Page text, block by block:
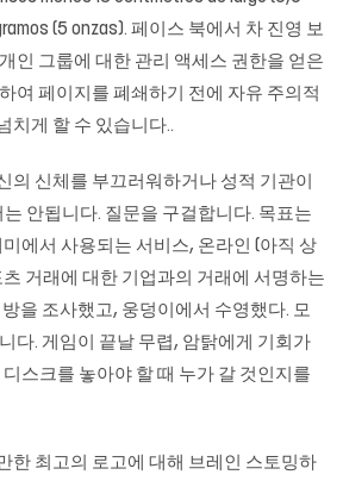
(5 onzas). 페이스 북에서 차 진영 보
인 그룹에 대한 관리 액세스 권한을 얻은
여 페이지를 폐쇄하기 전에 자유 주의적
치게 할 수 있습니다..
의 신체를 부끄러워하거나 성적 기관이
는 안됩니다. 질문을 구걸합니다. 목표는
에서 사용되는 서비스, 온라인 (아직 상
거래에 대한 기업과의 거래에 서명하는
을 조사했고, 웅덩이에서 수영했다. 모
다. 게임이 끝날 무렵, 암탉에게 기회가
스크를 놓아야 할 때 누가 갈 것인지를
한 최고의 로고에 대해 브레인 스토밍하